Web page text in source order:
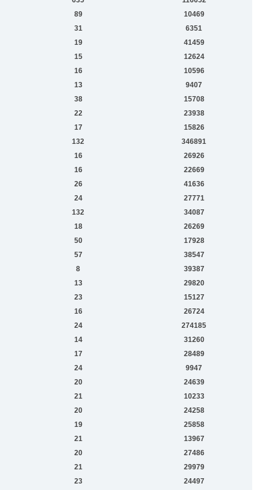
89
10469
31
6351
19
41459
15
12624
16
10596
13
9407
38
15708
22
23938
17
15826
132
346891
16
26926
16
22669
26
41636
24
27771
132
34087
18
26269
50
17928
57
38547
8
39387
13
29820
23
15127
16
26724
24
274185
14
31260
17
28489
24
9947
20
24639
21
10233
20
24258
19
25858
21
13967
20
27486
21
29979
23
24497